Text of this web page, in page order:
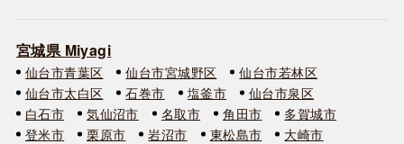
宮城県 Miyagi
仙台市青葉区 仙台市宮城野区
仙台市若林区
仙台市太白区
石巻市 塩釜市
仙台市泉区
白石市
気仙沼市 名取市 角田市
多賀城市
登米市
栗原市 岩沼市 東松島市
大崎市